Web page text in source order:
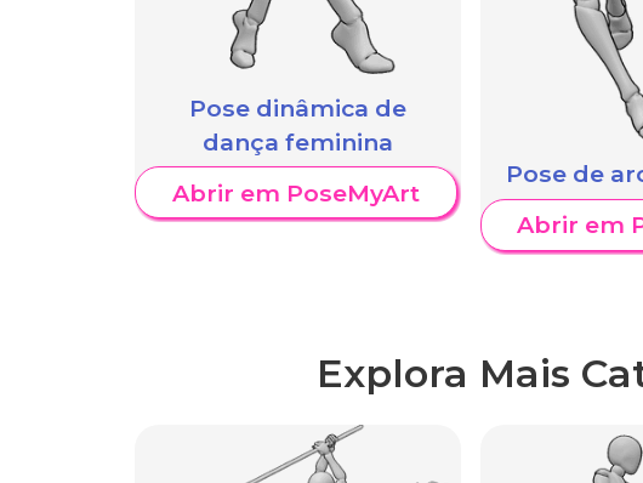
Pose dinâmica de
dança feminina
Abrir em PoseMyArt
Pose de
Abrir em
Explora Mais